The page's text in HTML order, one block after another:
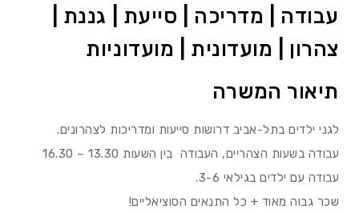
עבודה | מדריכה | סייעת | גננת |
צהרון | מועדונית | מועדוניות
תיאור המשרה
לגני ילדים בתל-אביב דרושות סייעות ומדריכות לצהרונים.
עבודה בשעות הצהריים, העבודה בין השעות 13.30 – 16.30
עבודה עם ילדים בגילאי 3-6.
שכר גבוה מאוד + כל התנאים הסוציאליים!